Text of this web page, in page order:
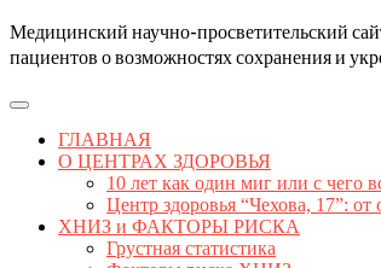
Медицинский научно-просветительский
пациентов о возможностях сохранения и
Open
ButtonГЛАВНАЯ
О ЦЕНТРАХ ЗДОРОВЬЯ
10 лет как один миг или с чего
Центр здоровья “Чехова, 17”:
ХНИЗ и ФАКТОРЫ РИСКА
Грустная статистика